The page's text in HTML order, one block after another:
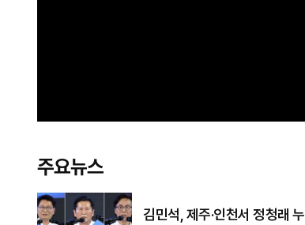
주요뉴스
김민석, 제주·인천서 정청래 누